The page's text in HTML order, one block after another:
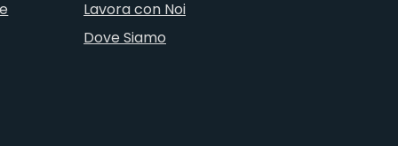
Lavora con Noi
Dove Siamo